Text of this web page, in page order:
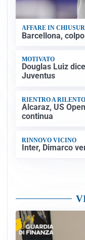
AFFARE IN
Barcellona,
MOTIVATO
Douglas Luiz
Juventus
RIENTRO A RILENTO
Alcaraz, US
continua
RINNOVO VICINO
Inter, Dimarco